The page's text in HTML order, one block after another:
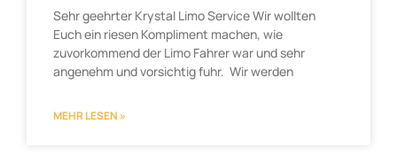
Sehr geehrter Krystal Limo Service Wir wollten
Euch ein riesen Kompliment machen, wie
zuvorkommend der Limo Fahrer war und sehr
angenehm und vorsichtig fuhr. Wir werden
MEHR LESEN »